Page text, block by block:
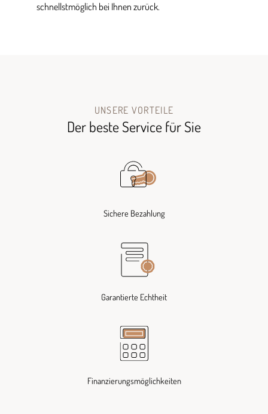
schnellstmöglich bei Ihnen zurück.
UNSERE VORTEILE
Der beste Service für Sie
Sichere Bezahlung
Garantierte Echtheit
Finanzierungsmöglichkeiten